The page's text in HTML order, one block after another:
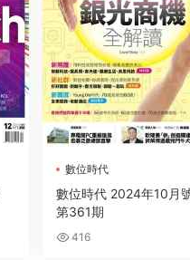
數位時代
數位時代 2024年10月
第361期
416